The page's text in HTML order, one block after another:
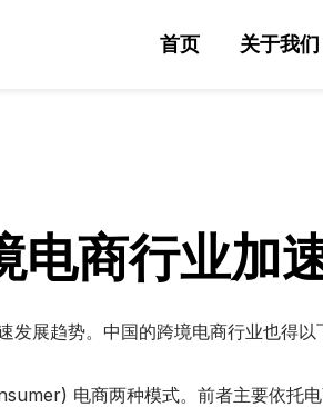
首页 关于我们
电商行业加
展趋势。中国的跨境电商行业也得以
电商两种模式。前者主要依托电